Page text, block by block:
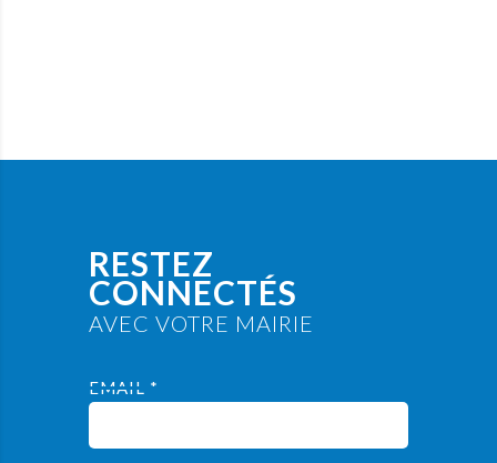
RESTEZ
CONNECTÉS
AVEC VOTRE MAIRIE
EMAIL *